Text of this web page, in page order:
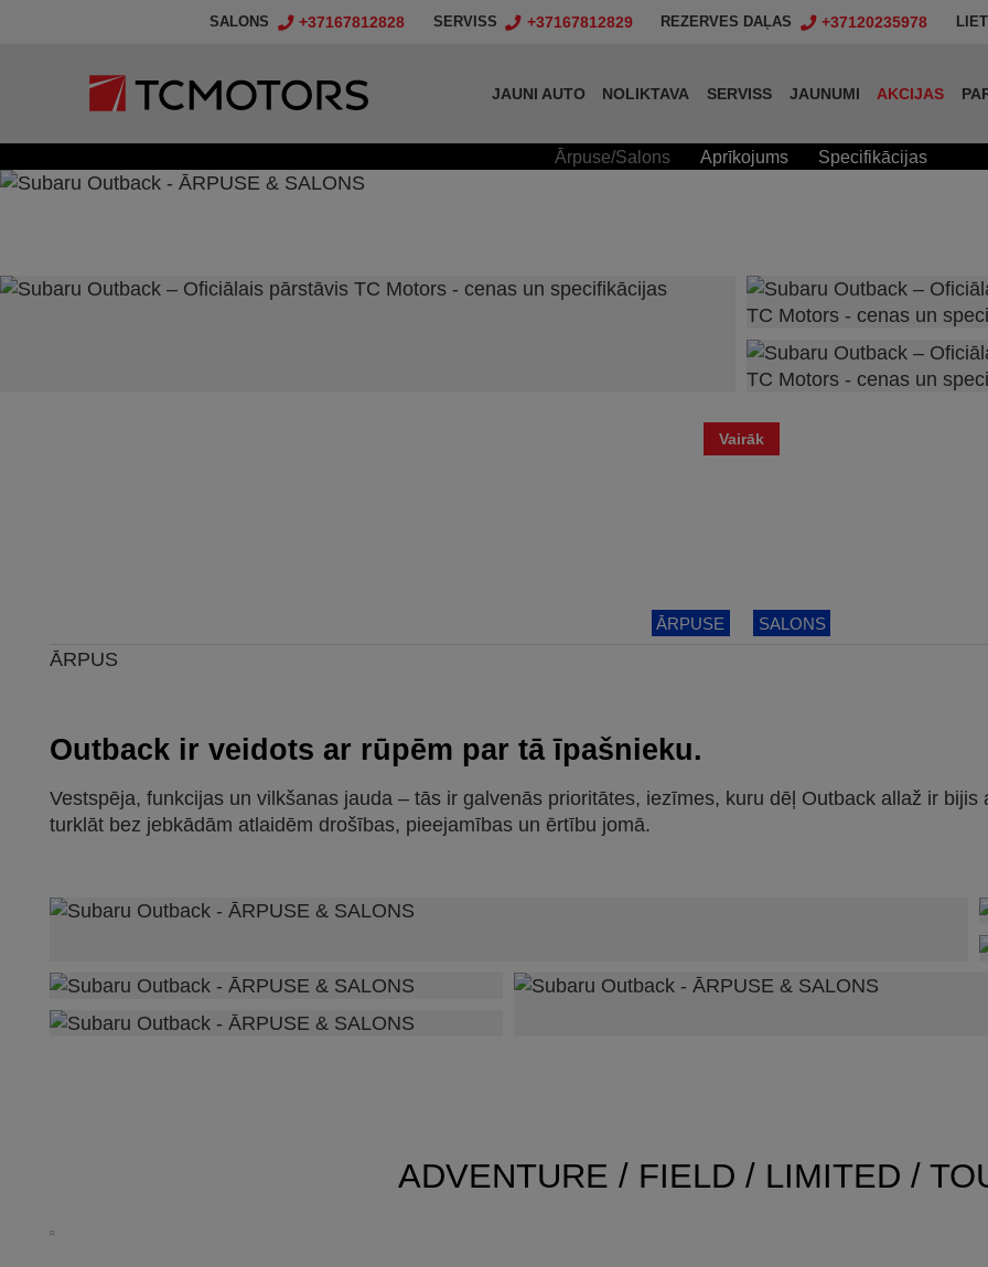
SALONS +37167812828 SERVISS +37167812829 REZERVES DAĻAS +37120235978
JAUNI AUTO NOLIKTAVA SERVISS JAUNUMI AKCIJAS
Ārpuse/Salons Aprīkojums Specifikācijas
Vairāk
ĀRPUSE SALONS
ĀRPUS
Outback ir veidots ar rūpēm par tā īpašnieku.
Vestspēja, funkcijas un vilkšanas jauda – tās ir galvenās prioritātes, iezīmes, kuru dēļ Outback allaž ir
turklāt bez jebkādām atlaidēm drošības, pieejamības un ērtību jomā.
ADVENTURE / FIELD / LIMITED /